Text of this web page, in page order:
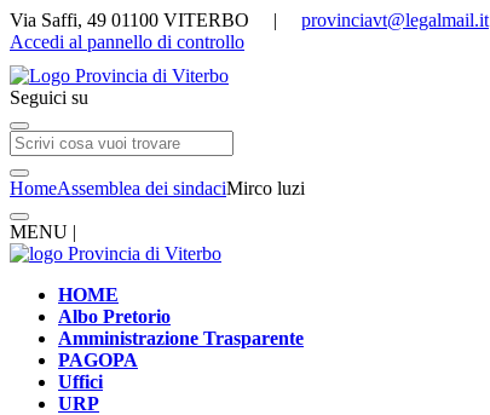
Via Saffi, 49 01100 VITERBO | provinciavt@legalmail.it
Accedi al pannello di controllo
Seguici su
HomeAssemblea dei sindaciMirco luzi
MENU |
HOME
Albo Pretorio
Amministrazione Trasparente
PAGOPA
Uffici
URP